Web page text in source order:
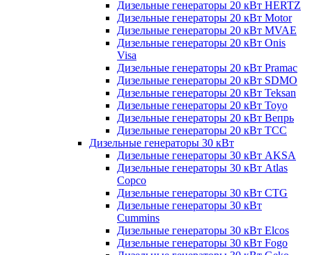
Дизельные генераторы 20 кВт HERTZ
Дизельные генераторы 20 кВт Motor
Дизельные генераторы 20 кВт MVAE
Дизельные генераторы 20 кВт Onis
Visa
Дизельные генераторы 20 кВт Pramac
Дизельные генераторы 20 кВт SDMO
Дизельные генераторы 20 кВт Teksan
Дизельные генераторы 20 кВт Toyo
Дизельные генераторы 20 кВт Вепрь
Дизельные генераторы 20 кВт ТСС
Дизельные генераторы 30 кВт
Дизельные генераторы 30 кВт AKSA
Дизельные генераторы 30 кВт Atlas
Copco
Дизельные генераторы 30 кВт CTG
Дизельные генераторы 30 кВт
Cummins
Дизельные генераторы 30 кВт Elcos
Дизельные генераторы 30 кВт Fogo